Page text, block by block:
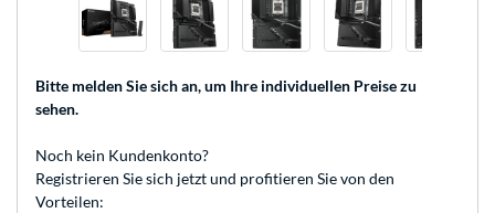
Bitte melden Sie sich an, um Ihre individuellen Preise zu
sehen.
Noch kein Kundenkonto?
Registrieren Sie sich jetzt und profitieren Sie von den
Vorteilen: